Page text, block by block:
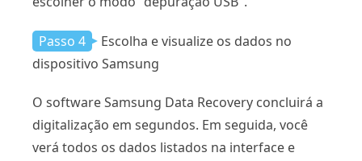
Passo 4
Escolha e visualize os dados no
dispositivo Samsung
O software Samsung Data Recovery concluirá a
digitalização em segundos. Em seguida, você
verá todos os dados listados na interface e